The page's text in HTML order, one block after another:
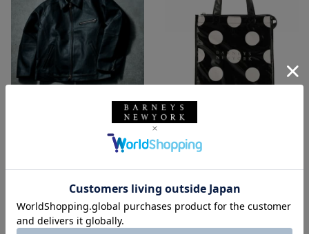
BARNEYS NEW YORK by ANC
NEW
BARNEYS NEW YORK
ロゴ入りPVC保冷トートバッ
¥6,600